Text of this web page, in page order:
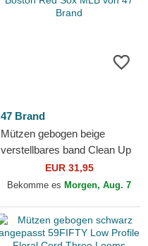
47 Brand
Mützen gebogen beige
verstellbares band Clean Up
Mini Script Suede Visor der
Boston Red Sox MLB...
EUR 31,95
Bekomme es Morgen, Aug. 7